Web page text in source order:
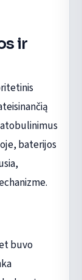
ir
baterijos
buvo